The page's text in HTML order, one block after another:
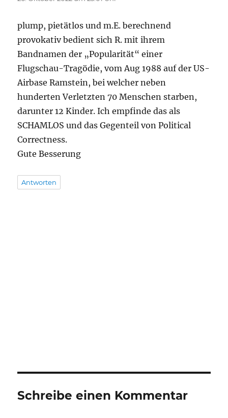
plump, pietätlos und m.E. berechnend
provokativ bedient sich R. mit ihrem
Bandnamen der „Popularität“ einer
Flugschau-Tragödie, vom Aug 1988 auf der US-
Airbase Ramstein, bei welcher neben
hunderten Verletzten 70 Menschen starben,
darunter 12 Kinder. Ich empfinde das als
SCHAMLOS und das Gegenteil von Political
Correctness.
Gute Besserung
Antworten
Schreibe einen Kommentar